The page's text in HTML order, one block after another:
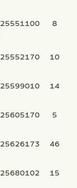
25551100 8
25552170 10
25599010 14
25605170 5
25626173 46
25680102 15